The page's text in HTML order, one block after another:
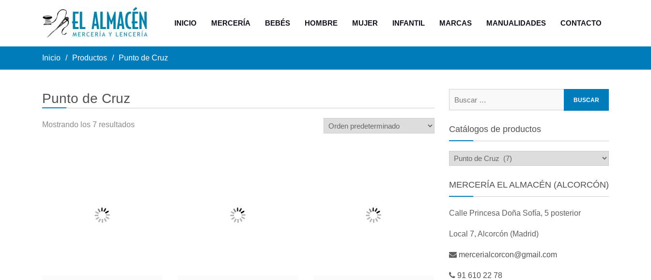
INICIO MERCERÍA BEBÉS HOMBRE MUJER INFANTIL MARCAS MANUALIDADES CONTACTO
Inicio Productos Punto de Cruz
Punto de Cruz
Mostrando los 7 resultados Catálogos de productos
MERCERÍA EL ALMACÉN (ALCORCÓN)
Calle Princesa Doña Sofía, 5 posterior
Local 7, Alcorcón (Madrid)
mercerialcorcon@gmail.com
91 610 22 78